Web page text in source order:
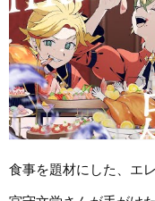
食事を題材にした、エ